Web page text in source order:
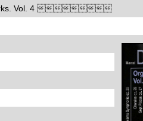
Works. Vol. 4